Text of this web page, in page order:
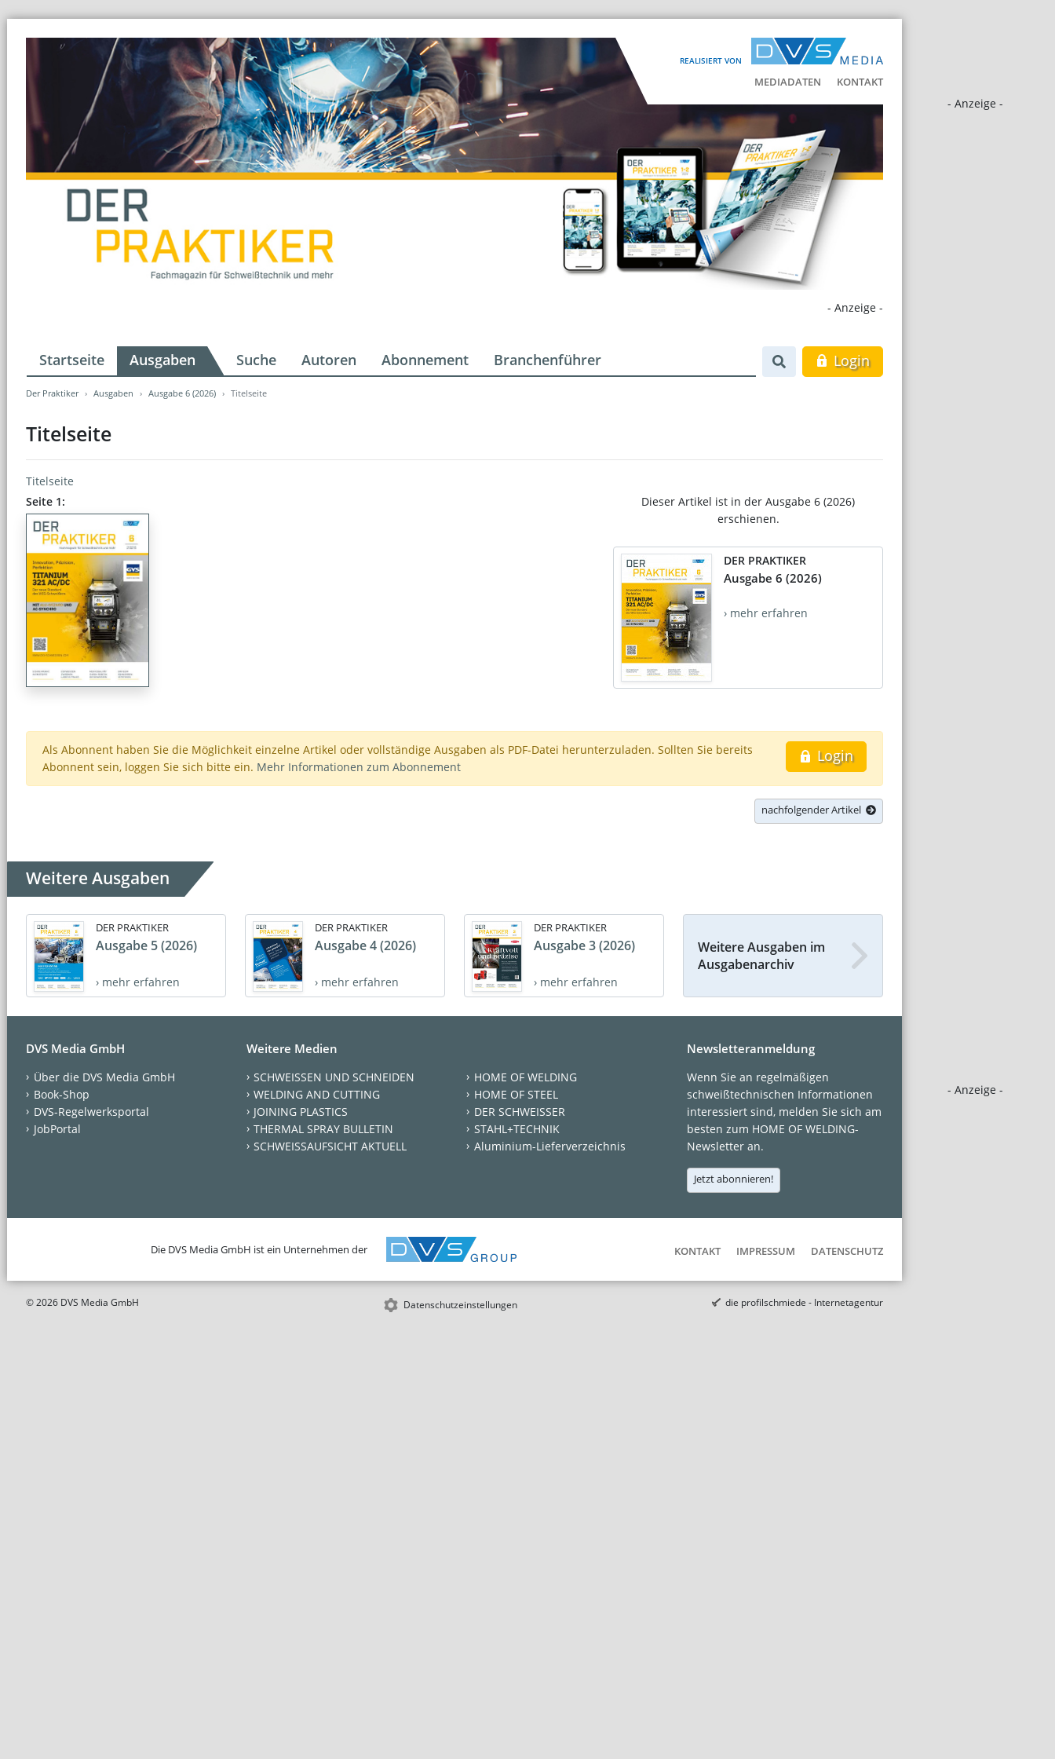
REALISIERT VON
MEDIADATEN KONTAKT
- Anzeige -
- Anzeige -
- Anzeige -
Startseite Ausgaben Suche Autoren Abonnement Branchenführer Login
Der Praktiker Ausgaben Ausgabe 6 (2026) Titelseite
Titelseite
Titelseite
Seite 1:
Dieser Artikel ist in der Ausgabe 6 (2026)
erschienen.
DER PRAKTIKER
Ausgabe 6 (2026)
› mehr erfahren
Login
Als Abonnent haben Sie die Möglichkeit einzelne Artikel oder vollständige Ausgaben als PDF-Datei herunterzuladen. Sollten Sie bereits
Abonnent sein, loggen Sie sich bitte ein. Mehr Informationen zum Abonnement
nachfolgender Artikel
Weitere Ausgaben
DER PRAKTIKER
Ausgabe 5 (2026)
› mehr erfahren
DER PRAKTIKER
Ausgabe 4 (2026)
› mehr erfahren
DER PRAKTIKER
Ausgabe 3 (2026)
› mehr erfahren
Weitere Ausgaben im
Ausgabenarchiv
DVS Media GmbH
Über die DVS Media GmbH
Book-Shop
DVS-Regelwerksportal
JobPortal
Weitere Medien
SCHWEISSEN UND SCHNEIDEN
WELDING AND CUTTING
JOINING PLASTICS
THERMAL SPRAY BULLETIN
SCHWEISSAUFSICHT AKTUELL
HOME OF WELDING
HOME OF STEEL
DER SCHWEISSER
STAHL+TECHNIK
Aluminium-Lieferverzeichnis
Newsletteranmeldung
Wenn Sie an regelmäßigen
schweißtechnischen Informationen
interessiert sind, melden Sie sich am
besten zum HOME OF WELDING-
Newsletter an.
Jetzt abonnieren!
Die DVS Media GmbH ist ein Unternehmen der KONTAKT IMPRESSUM DATENSCHUTZ
© 2026 DVS Media GmbH Datenschutzeinstellungen die profilschmiede - Internetagentur